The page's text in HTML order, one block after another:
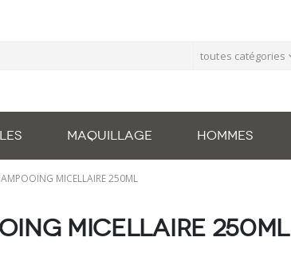
toutes catégories
MAQUILLAGE HOMMES
MICELLAIRE 250ML
Micellaire 250ml